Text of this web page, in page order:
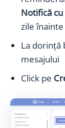
Notifică
zile
La dorință
mesajului
Click pe